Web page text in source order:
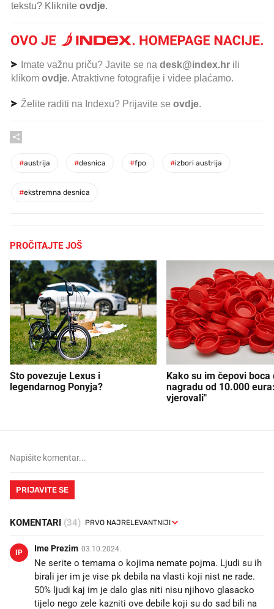
tekstu? Kliknite ovdje.
Imate važnu priču? Javite se na desk@index.hr ili
klikom ovdje. Atraktivne fotografije i videe plaćamo.
Želite raditi na Indexu? Prijavite se ovdje.
#austrija #desnica #fpo #izbori austrija
#ekstremna desnica
PROČITAJTE JOŠ
Što povezuje Lexus i
legendarnog Ponyja?
Kako su im čepovi boca
nagradu od 10.000
vjerovali"
PRIJAVITE SE
KOMENTARI (34)
IP Ime Prezim 03.10.2024.
Ne serite o temama o kojima nemate pojma. Ljudi su ih
birali jer im je vise pk debila na vlasti koji nist ne rade.
50% ljudi kaj im je dalo glas niti nisu njihovo glasacko
tijelo nego zele kazniti ove debile koji su do sad bili na